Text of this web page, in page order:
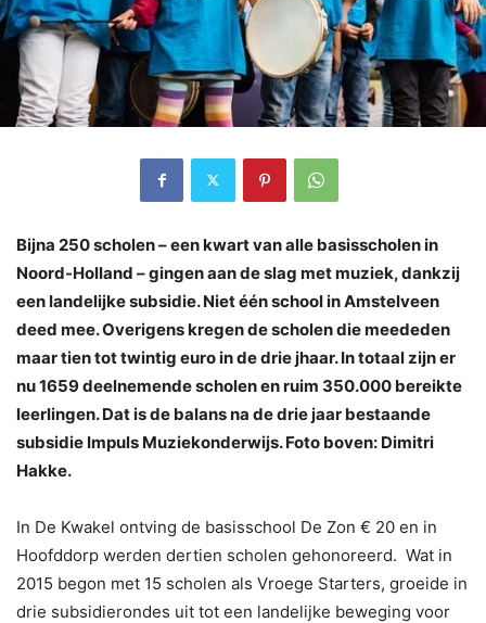
Bijna 250 scholen – een kwart van alle basisscholen in
Noord-Holland – gingen aan de slag met muziek, dankzij
een landelijke subsidie. Niet één school in Amstelveen
deed mee. Overigens kregen de scholen die meededen
maar tien tot twintig euro in de drie jhaar. In totaal zijn er
nu 1659 deelnemende scholen en ruim 350.000 bereikte
leerlingen. Dat is de balans na de drie jaar bestaande
subsidie Impuls Muziekonderwijs. Foto boven: Dimitri
Hakke.
In De Kwakel ontving de basisschool De Zon € 20 en in
Hoofddorp werden dertien scholen gehonoreerd. Wat in
2015 begon met 15 scholen als Vroege Starters, groeide in
drie subsidierondes uit tot een landelijke beweging voor